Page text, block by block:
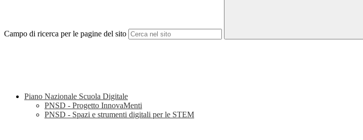
Campo di ricerca per le pagine del sito
Piano Nazionale Scuola Digitale
PNSD - Progetto InnovaMenti
PNSD - Spazi e strumenti digitali per le STEM